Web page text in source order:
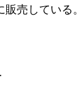
売している。